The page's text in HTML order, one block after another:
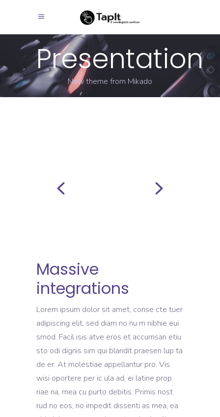
Presentation
New theme from Mikado
Massive
integrations
Lorem ipsum dolor sit amet, conse cte tuer
adipiscing elit, sed diam no nu m nibhie eui
smod. Facil isis atve eros et accumsan etiu
sto odi dignis sim qui blandit praesen lup ta
de er. At molestiae appellantur pro. Vis
wisi oportere per ic ula ad, ei latine prop
riae na, mea cu purto debitis. Primis nost
rud no eos, no impedit dissenti as mea, ea